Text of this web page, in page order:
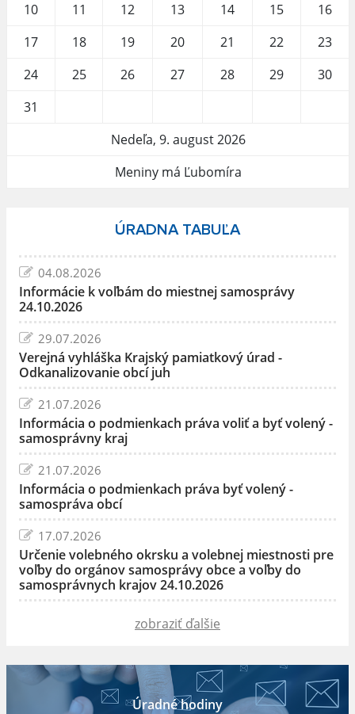
10
11 12 13 14 15
16
17
18 19 20 21 22
23
24
25 26 27 28 29
30
31
Nedeľa, 9. august 2026
Meniny má Ľubomíra
ÚRADNA TABUĽA
04.08.2026
Informácie k voľbám do miestnej samosprávy
24.10.2026
29.07.2026
Verejná vyhláška Krajský pamiatkový úrad -
Odkanalizovanie obcí juh
21.07.2026
Informácia o podmienkach práva voliť a byť volený -
samosprávny kraj
21.07.2026
Informácia o podmienkach práva byť volený -
samospráva obcí
17.07.2026
Určenie volebného okrsku a volebnej miestnosti pre
voľby do orgánov samosprávy obce a voľby do
samosprávnych krajov 24.10.2026
zobraziť ďalšie
Úradné hodiny